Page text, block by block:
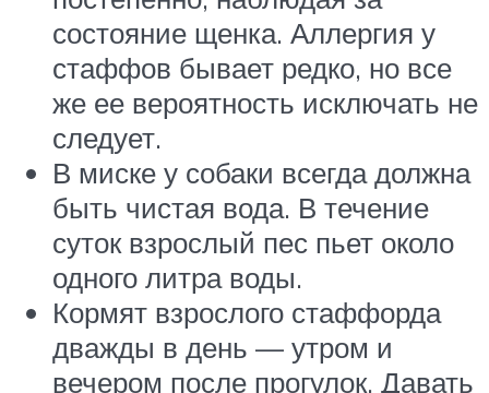
состояние щенка. Аллергия у
стаффов бывает редко, но все
же ее вероятность исключать не
следует.
В миске у собаки всегда должна
быть чистая вода. В течение
суток взрослый пес пьет около
одного литра воды.
Кормят взрослого стаффорда
дважды в день — утром и
вечером после прогулок. Давать